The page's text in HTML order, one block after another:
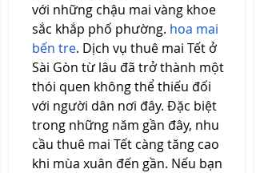
với những chậu mai vàng khoe
sắc khắp phố phường. hoa mai
bến tre. Dịch vụ thuê mai Tết ở
Sài Gòn từ lâu đã trở thành một
thói quen không thể thiếu đối
với người dân nơi đây. Đặc biệt
trong những năm gần đây, nhu
cầu thuê mai Tết càng tăng cao
khi mùa xuân đến gần. Nếu bạn